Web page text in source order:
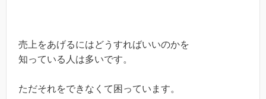
売上をあげるにはどうすればいいのかを
知っている人は多いです。
ただそれをできなくて困っています。